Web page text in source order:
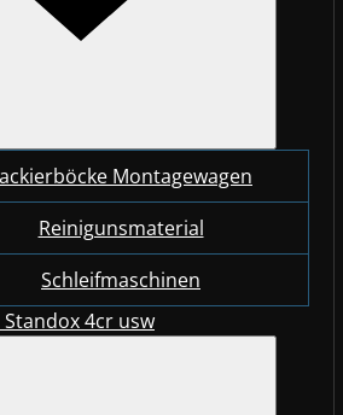
Montagewagen
Reinigunsmaterial
Schleifmaschinen
4cr usw